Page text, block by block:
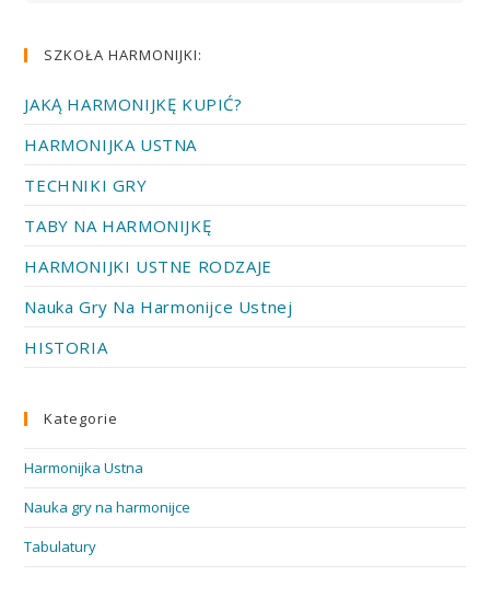
SZKOŁA HARMONIJKI:
JAKĄ HARMONIJKĘ KUPIĆ?
HARMONIJKA USTNA
TECHNIKI GRY
TABY NA HARMONIJKĘ
HARMONIJKI USTNE RODZAJE
Nauka Gry Na Harmonijce Ustnej
HISTORIA
Kategorie
Harmonijka Ustna
Nauka gry na harmonijce
Tabulatury